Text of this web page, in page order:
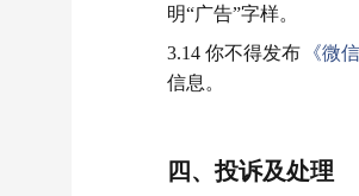
明“广告”字样。
3.14 你不得发布
《微
信息。
四、投诉及处理